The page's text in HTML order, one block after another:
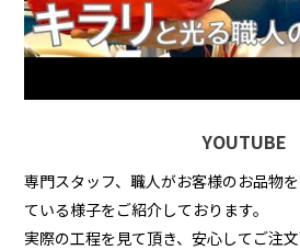
YOUTUBE
専門スタッフ、職人がお客様のお品物
ている様子をご紹介しております。
実際の工程を見て頂き、安心してご注文